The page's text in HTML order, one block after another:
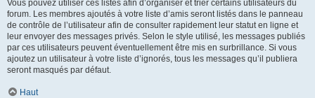
Vous pouvez utiliser ces listes afin d’organiser et trier certains utilisateurs du
forum. Les membres ajoutés à votre liste d’amis seront listés dans le panneau
de contrôle de l’utilisateur afin de consulter rapidement leur statut en ligne et
leur envoyer des messages privés. Selon le style utilisé, les messages publiés
par ces utilisateurs peuvent éventuellement être mis en surbrillance. Si vous
ajoutez un utilisateur à votre liste d’ignorés, tous les messages qu’il publiera
seront masqués par défaut.
Haut